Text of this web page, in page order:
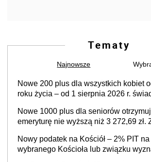
Tematy
Najnowsze
Nowe 200 plus dla wszystkich kobiet
roku życia – od 1 sierpnia 2026 r.
Nowe 1000 plus dla seniorów
emeryturę nie wyższą niż 3 272,69 zł.
nie otrzymają
Nowy podatek na Kościół – 2% PIT na
wybranego Kościoła lub związku